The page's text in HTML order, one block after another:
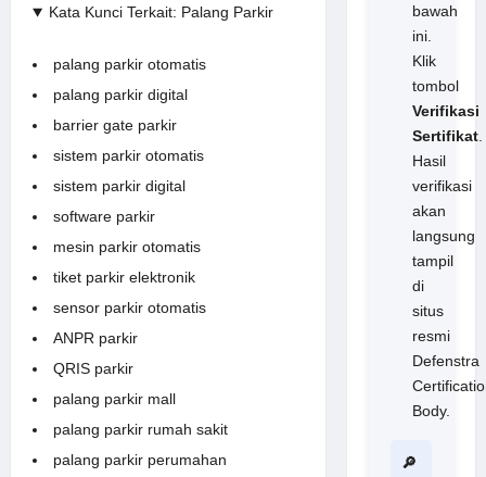
Kata Kunci Terkait: Palang Parkir
palang parkir otomatis
palang parkir digital
barrier gate parkir
sistem parkir otomatis
sistem parkir digital
software parkir
mesin parkir otomatis
tiket parkir elektronik
sensor parkir otomatis
ANPR parkir
QRIS parkir
palang parkir mall
palang parkir rumah sakit
palang parkir perumahan
bawah
ini.
Klik
tombol
Verifikasi
Sertifikat.
Hasil
verifikasi
akan
langsung
tampil
di
situs
resmi
Defenstra
Body.
🔎